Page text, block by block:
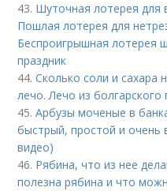
43. Шуточная лотерея для
Пошлая лотерея для
Беспроигрышная лотерея
праздник
44.Сколько соли и сахара
лечо. Лечо из
45.Арбузы моченые в
быстрый, простой и очень
видео)
46. Рябина, что из нее
полезна рябина и что